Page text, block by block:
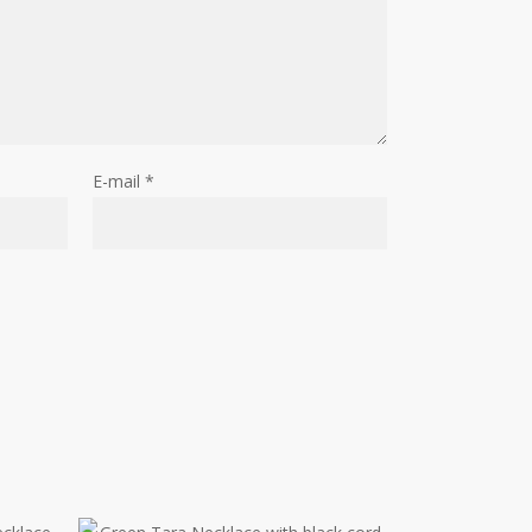
E-mail *